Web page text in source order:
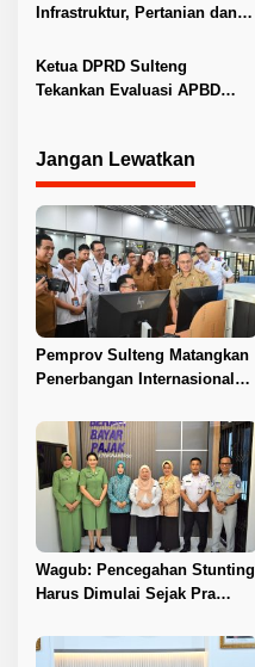
Infrastruktur, Pertanian dan
Ketua DPRD Sulteng
Tekankan Evaluasi APBD
Jangan Lewatkan
Pemprov Sulteng Matangkan
Penerbangan Internasional
Wagub: Pencegahan Stunting
Harus Dimulai Sejak Pra